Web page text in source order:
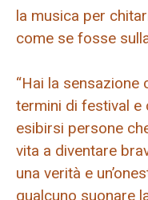
la musica per
come se fosse
“Hai la sensazione
termini di festival e
esibirsi persone
vita a diventare
una verità e
qualcuno suonare